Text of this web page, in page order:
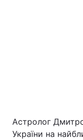
Астролог
України на